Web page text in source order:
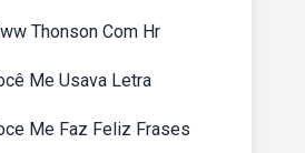
Thonson Com Hr
Me Usava Letra
Me Faz Feliz Frases